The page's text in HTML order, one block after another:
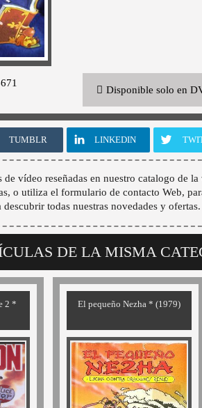
Disponible solo en
TUMBLR LINKEDIN
de vídeo reseñadas en nuestro catalogo de
o utiliza el formulario de contacto Web,
descubrir todas nuestras novedades y ofertas.
DE LA MISMA
2 *
El pequeño Nezha * (1979)